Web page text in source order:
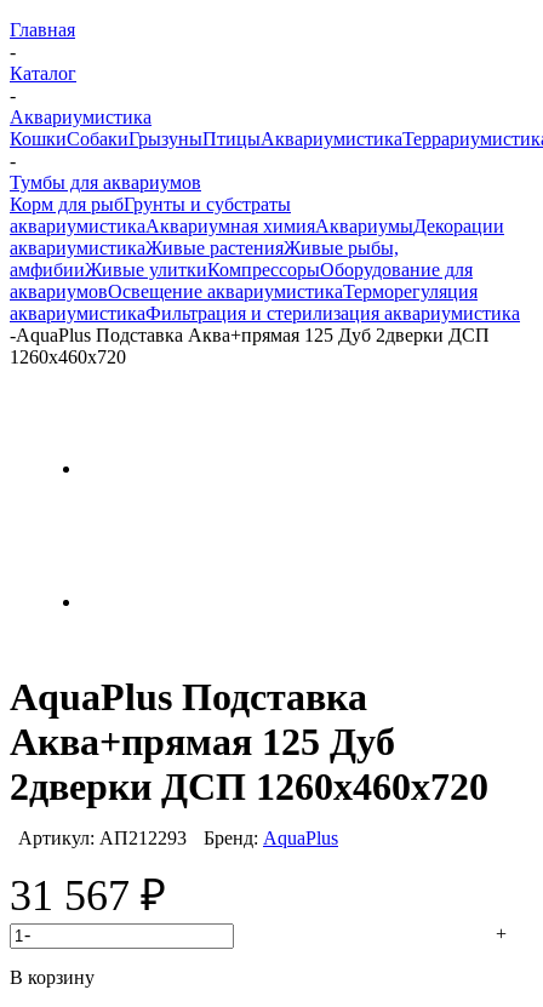
Главная
-
Каталог
-
Аквариумистика
КошкиСобакиГрызуныПтицыАквариумистика
-
Тумбы для аквариумов
Корм для рыбГрунты и субстраты
аквариумистикаАквариумная химияАквариумыДекорации
аквариумистикаЖивые растенияЖивые рыбы,
амфибииЖивые улиткиКомпрессорыОборудование для
аквариумовОсвещение аквариумистикаТерморегуляция
аквариумистикаФильтрация и стерилизация аквариумистика
-AquaPlus Подставка Аква+прямая 125 Дуб 2дверки ДСП
1260х460х720
AquaPlus Подставка
Аква+прямая 125 Дуб
2дверки ДСП 1260х460х720
Артикул: АП212293 Бренд: AquaPlus
31 567 ₽
- +
В корзину